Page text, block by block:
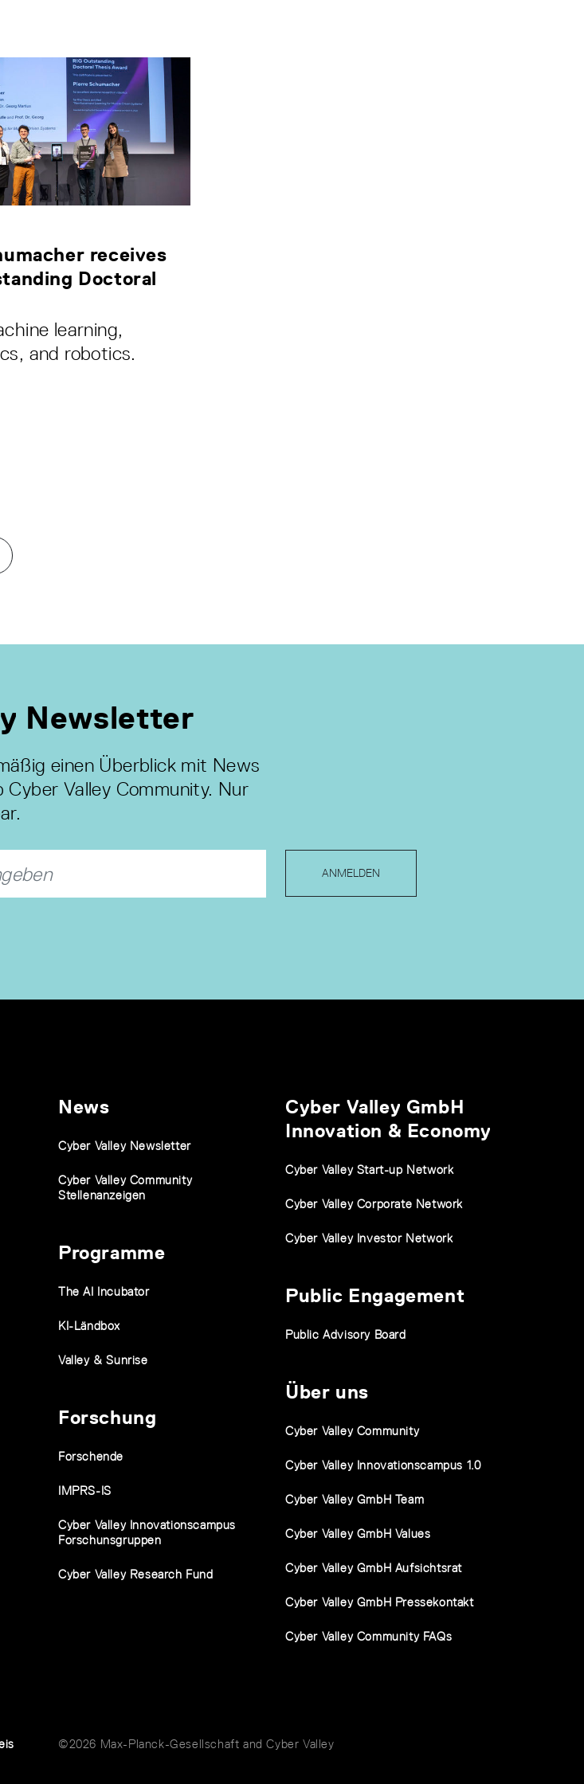
receives
Doctoral
learning,
and robotics.
Newsletter
einen Überblick mit News
Cyber Valley Community. Nur
ANMELDEN
News
Cyber Valley Newsletter
Cyber Valley Community
Stellenanzeigen
Programme
The AI Incubator
KI-Ländbox
Valley & Sunrise
Forschung
Forschende
IMPRS-IS
Cyber Valley Innovationscampus
Forschunsgruppen
Cyber Valley Research Fund
Cyber Valley GmbH
Innovation & Economy
Cyber Valley Start-up Network
Cyber Valley Corporate Network
Cyber Valley Investor Network
Public Engagement
Public Advisory Board
Über uns
Cyber Valley Community
Cyber Valley Innovationscampus 1.0
Cyber Valley GmbH Team
Cyber Valley GmbH Values
Cyber Valley GmbH Aufsichtsrat
Cyber Valley GmbH Pressekontakt
Cyber Valley Community FAQs
©2026 Max-Planck-Gesellschaft and Cyber Valley